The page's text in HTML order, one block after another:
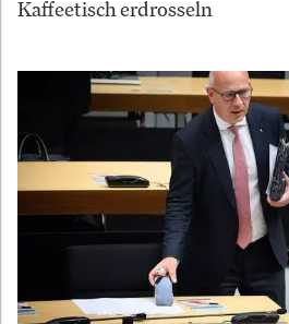
Kaffeetisch erdrosseln